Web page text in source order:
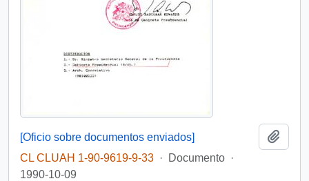
[Oficio sobre documentos enviados]
CL CLUAH 1-90-9619-9-33 · Documento ·
1990-10-09